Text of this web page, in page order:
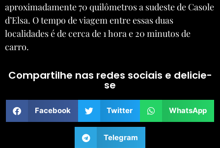
aproximadamente 70 quilômetros a sudeste de Casole
d’Elsa. O tempo de viagem entre essas duas
localidades é de cerca de 1 hora e 20 minutos de
carro.
Compartilhe nas redes sociais e delicie-
se
Facebook Twitter WhatsApp
Telegram